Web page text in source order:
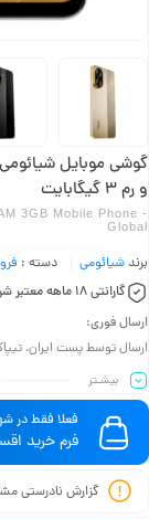
و رم 3 گیگابایت
3GB Mobile Phone -
Global
برندشیائومی دسته :
گارانتی 18 ماهه معتبر شرکتی
ارسال فوری:
ارسال توسط پست ایران،
بیشـتر
فعلا فقط در
فرم خرید
گزارش نادرستی